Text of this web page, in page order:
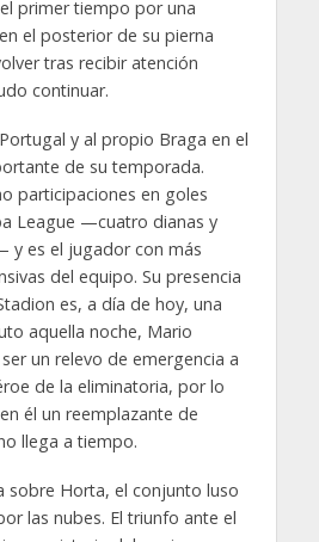
primer tiempo por una
el posterior de su pierna
tras recibir atención
continuar.
y al propio Braga en el
de su temporada.
participaciones en goles
League —cuatro dianas y
y es el jugador con más
del equipo. Su presencia
es, a día de hoy, una
aquella noche, Mario
un relevo de emergencia a
de la eliminatoria, por lo
él un reemplazante de
llega a tiempo.
sobre Horta, el conjunto luso
las nubes. El triunfo ante el